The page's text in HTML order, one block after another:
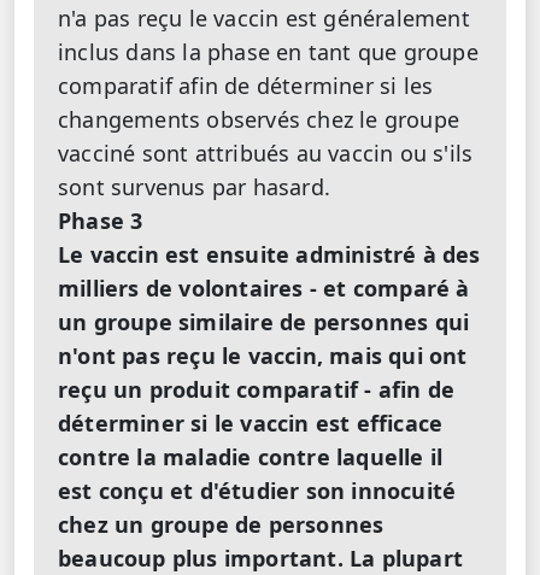
n'a pas reçu le vaccin est généralement
inclus dans la phase en tant que groupe
comparatif afin de déterminer si les
changements observés chez le groupe
vacciné sont attribués au vaccin ou s'ils
sont survenus par hasard.
Phase 3
Le vaccin est ensuite administré à des
milliers de volontaires - et comparé à
un groupe similaire de personnes qui
n'ont pas reçu le vaccin, mais qui ont
reçu un produit comparatif - afin de
déterminer si le vaccin est efficace
contre la maladie contre laquelle il
est conçu et d'étudier son innocuité
chez un groupe de personnes
beaucoup plus important. La plupart